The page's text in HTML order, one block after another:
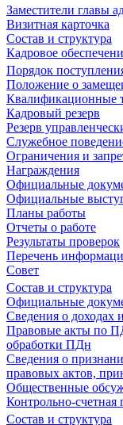
Заместители главы
Визитная карточка
Состав и структура
Кадровое
Порядок
Положение о
Квалификационные
Кадровый резерв
Резерв
Служебное
Ограничения и
Награждения
Официальные
Официальные
Планы работы
Отчеты о работе
Результаты проверок
Перечень
Совет
Состав и структура
Официальные
Сведения о доходах
Правовые акты по
обработки ПДн
Сведения о
правовых актов,
Общественные
Контрольно-счетная
Состав и структура